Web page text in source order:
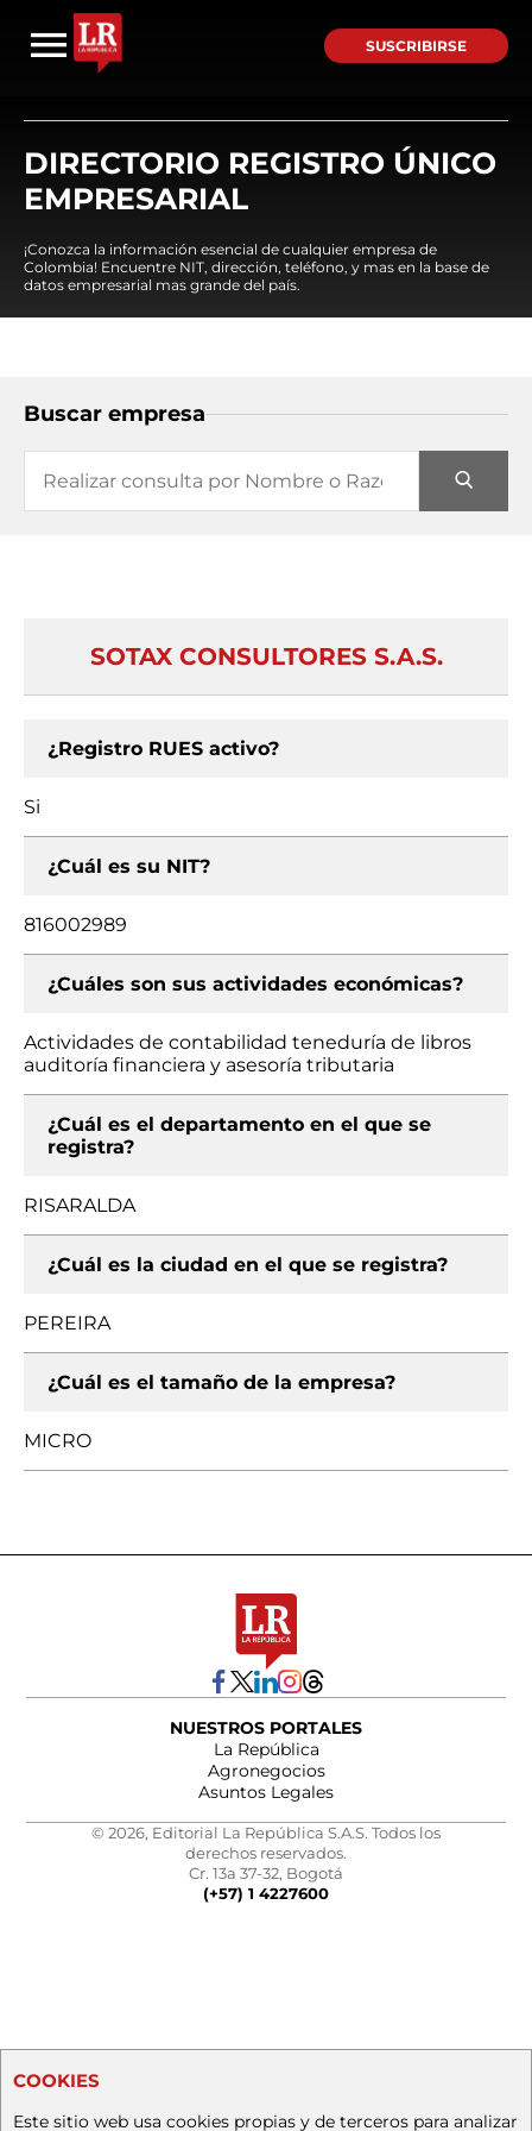
SUSCRIBIRSE
DIRECTORIO REGISTRO ÚNICO
EMPRESARIAL
¡Conozca la información esencial de cualquier empresa de
Colombia! Encuentre NIT, dirección, teléfono, y mas en la base de
datos empresarial mas grande del país.
Buscar empresa
SOTAX CONSULTORES S.A.S.
¿Registro RUES activo?
Si
¿Cuál es su NIT?
816002989
¿Cuáles son sus actividades económicas?
Actividades de contabilidad teneduría de libros
auditoría financiera y asesoría tributaria
¿Cuál es el departamento en el que se
registra?
RISARALDA
¿Cuál es la ciudad en el que se registra?
PEREIRA
¿Cuál es el tamaño de la empresa?
MICRO
NUESTROS PORTALES
La República
Agronegocios
Asuntos Legales
© 2026, Editorial La República S.A.S. Todos los
derechos reservados.
Cr. 13a 37-32, Bogotá
(+57) 1 4227600
COOKIES
Este sitio web usa cookies propias y de terceros para analizar